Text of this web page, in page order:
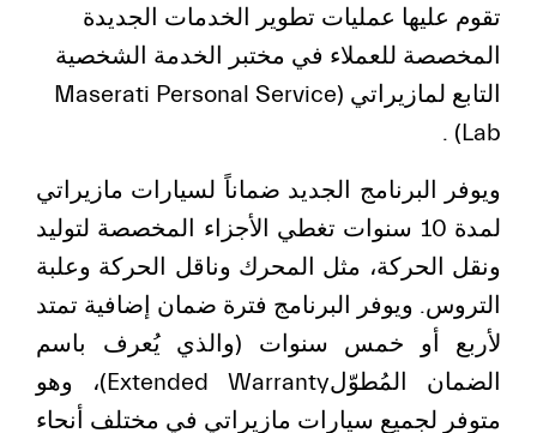
تقوم عليها عمليات تطوير الخدمات الجديدة
المخصصة للعملاء في مختبر الخدمة الشخصية
التابع لمازيراتي (Maserati Personal Service
Lab) .
ويوفر البرنامج الجديد ضماناً لسيارات مازيراتي
لمدة 10 سنوات تغطي الأجزاء المخصصة لتوليد
ونقل الحركة، مثل المحرك وناقل الحركة وعلبة
التروس. ويوفر البرنامج فترة ضمان إضافية تمتد
لأربع أو خمس سنوات (والذي يُعرف باسم
الضمان المُطوّلExtended Warranty)، وهو
متوفر لجميع سيارات مازيراتي في مختلف أنحاء